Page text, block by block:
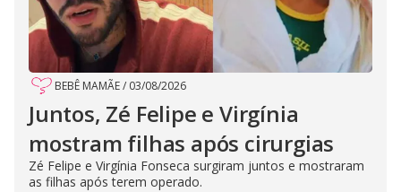
BEBÊ MAMÃE/ 03/08/2026
Juntos, Zé Felipe e Virgínia
mostram filhas após cirurgias
Zé Felipe e Virgínia Fonseca surgiram juntos e mostraram
as filhas após terem operado.